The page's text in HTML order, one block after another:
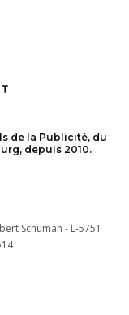
de la Publicité, du
depuis 2010.
Schuman - L-5751